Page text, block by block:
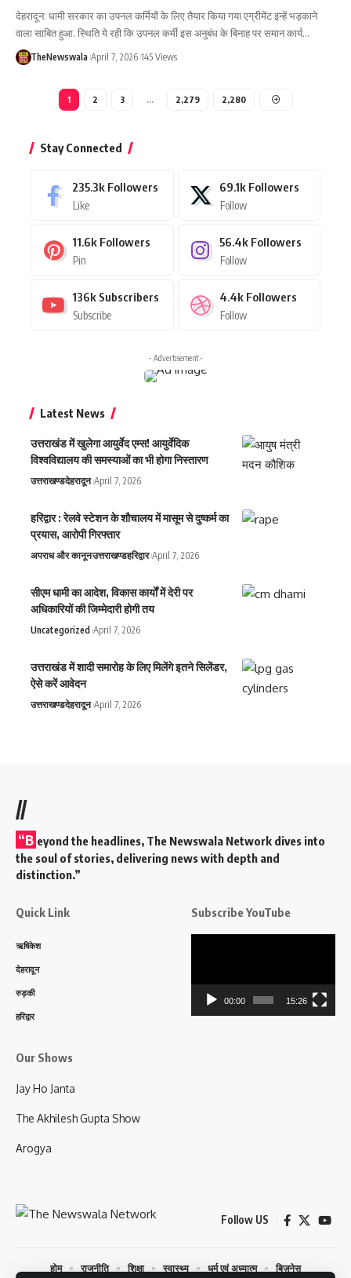
देहरादून: धामी सरकार का उपनल कर्मियों के लिए तैयार किया गया एग्रीमेंट इन्हें भड़काने
वाला साबित हुआ. स्थिति ये रही कि उपनल कर्मी इस अनुबंध के बिनाह पर समान कार्य…
TheNewswala April 7, 2026 145 Views
1 2 3 … 2,279 2,280
Stay Connected
235.3k Followers
Like
69.1k Followers
Follow
11.6k Followers
Pin
56.4k Followers
Follow
136k Subscribers
Subscribe
4.4k Followers
Follow
- Advertisement -
Latest News
उत्तराखंड में खुलेगा आयुर्वेद एम्स! आयुर्वेदिक
विश्वविद्यालय की समस्याओं का भी होगा निस्तारण
उत्तराखण्डदेहरादून April 7, 2026
हरिद्वार : रेलवे स्टेशन के शौचालय में मासूम से दुष्कर्म का
प्रयास, आरोपी गिरफ्तार
अपराध और कानूनउत्तराखण्डहरिद्वार April 7, 2026
सीएम धामी का आदेश, विकास कार्यों में देरी पर
अधिकारियों की जिम्मेदारी होगी तय
Uncategorized April 7, 2026
उत्तराखंड में शादी समारोह के लिए मिलेंगे इतने सिलेंडर,
ऐसे करें आवेदन
उत्तराखण्डदेहरादून April 7, 2026
//
“B eyond the headlines, The Newswala Network dives into
the soul of stories, delivering news with depth and
distinction.”
Quick Link
ऋषिकेश
देहरादून
रुड़की
हरिद्वार
Subscribe YouTube
00:00 15:26
Our Shows
Jay Ho Janta
The Akhilesh Gupta Show
Arogya
Follow US
होम राजनीति शिक्षा स्वास्थ्य धर्म एवं अध्यात्म बिज़नेस